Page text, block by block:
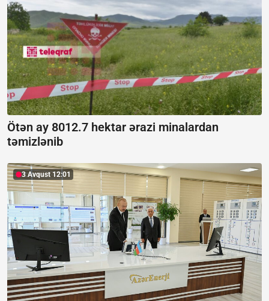
Ötən ay 8012.7 hektar ərazi minalardan
təmizlənib
3 Avqust 12:01